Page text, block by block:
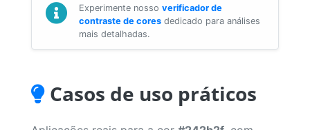
Experimente nosso verificador de
contraste de cores dedicado para análises
mais detalhadas.
Casos de uso práticos